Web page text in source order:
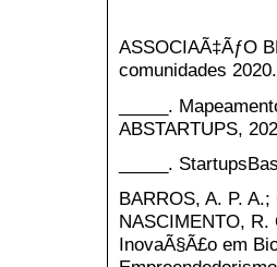
ASSOCIAÃ‡ÃƒO
comunidades
_____.
ABSTARTUPS,
_____.
BARROS, A. P.
NASCIMENTO,
InovaÃ§Ã£o em